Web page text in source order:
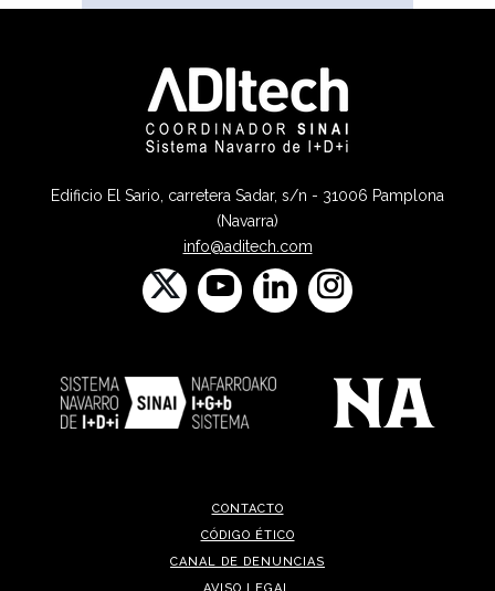
Edificio El Sario, carretera Sadar, s/n - 31006 Pamplona
(Navarra)
info@aditech.com
CONTACTO
CÓDIGO ÉTICO
CANAL DE DENUNCIAS